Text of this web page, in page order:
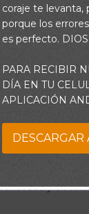
Si tu ley no
olvidaré de tus
Señor, dame la
tengo razón por
renovada y en
coraje te
porque los
es perfecto.
PARA RECIBIR
DÍA EN TU
APLICACIÓN
DESCARGAR